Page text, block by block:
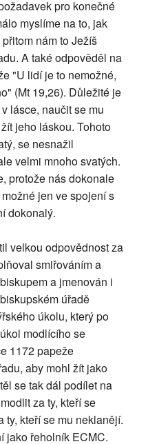
pro konečné
myslíme na to, jak
nám to Ježíš
A také odpověděl na
"U lidí je to nemožné,
(Mt 19,26). Důležité je
lásce, naučit se mu
jeho láskou. Tohoto
se nesnažil
velmi mnoho svatých.
protože nás dokonale
jen ve spojení s
dokonalý.
velkou odpovědnost za
smiřováním a
a jmenován i
úřadě
úkolu, který po
modlícího se
1172 papeže
aby mohl žít jako
se tak dál podílet na
za ty, kteří se
ty, kteří se mu neklanějí.
jako řeholník ECMC.